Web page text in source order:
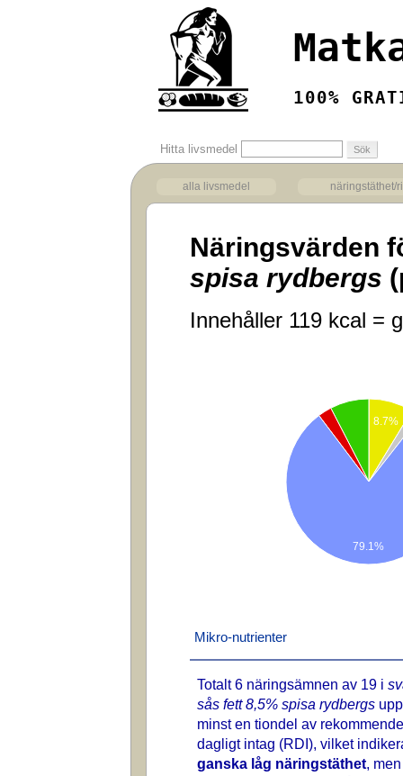
100%
Hitta livsmedel
alla livsmedel näringstäthet/
Näringsvärden
spisa rydbergs
Innehåller 119 kcal =
8.7%
79.1%
Mikro-nutrienter
Totalt 6 näringsämnen av 19 i
sås fett 8,5% spisa rydbergs
minst en tiondel av
dagligt intag (RDI), vilket
ganska låg näringstäthet, men